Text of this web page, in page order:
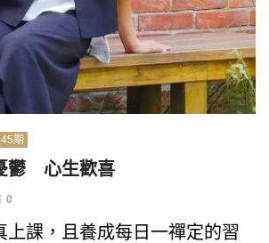
期
鬱 心生歡喜
0
上課，且養成每日一禪定的習